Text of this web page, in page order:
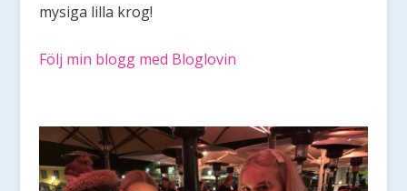
mysiga lilla krog!​
Följ min blogg med Bloglovin